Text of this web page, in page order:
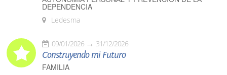
DEPENDENCIA
Ledesma
09/01/2026 31/12/2026
Construyendo mi Futuro
FAMILIA